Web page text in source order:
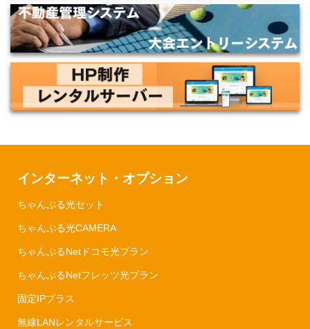
インターネット・オプション
ちゃんぷる光セット
ちゃんぷる光CAMERA
ちゃんぷるNetドコモ光プラン
ちゃんぷるNetフレッツ光プラン
固定IPプラス
無線LANレンタルサービス